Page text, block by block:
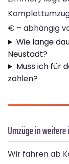
€ – abhängig
Wie lange
Neustadt?
Muss ich für
zahlen?
Umzüge in
Wir fahren ab